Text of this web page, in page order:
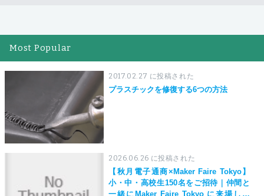
Most Popular
2017.02.27 に投稿された
プラスチックを修復する6つの方法
2026.06.26 に投稿された
【秋月電子通商×Maker Faire Tokyo】
小・中・高校生150名をご招待｜仲間と
一緒にMaker Faire Tokyo に来場しよ